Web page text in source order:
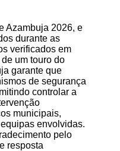
Azambuja 2026, e
durante as
verificados em
um touro do
garante que
de segurança
controlar a
municipais,
envolvidas.
pelo
resposta